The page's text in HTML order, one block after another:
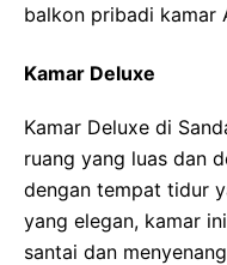
balkon pribadi kamar
Kamar Deluxe
Kamar Deluxe di
ruang yang luas dan
dengan tempat tidur
yang elegan, kamar
santai dan